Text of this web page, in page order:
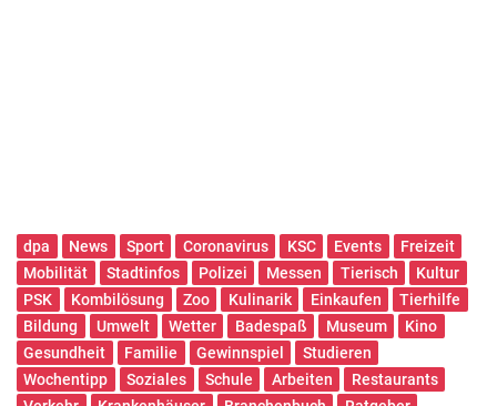
dpa News Sport Coronavirus KSC Events
Freizeit
Mobilität
Stadtinfos Polizei Messen Tierisch
Kultur
PSK
Kombilösung Zoo Kulinarik Einkaufen
Tierhilfe
Bildung
Umwelt Wetter Badespaß Museum
Kino
Gesundheit
Familie Gewinnspiel
Studieren
Wochentipp
Soziales Schule Arbeiten
Restaurants